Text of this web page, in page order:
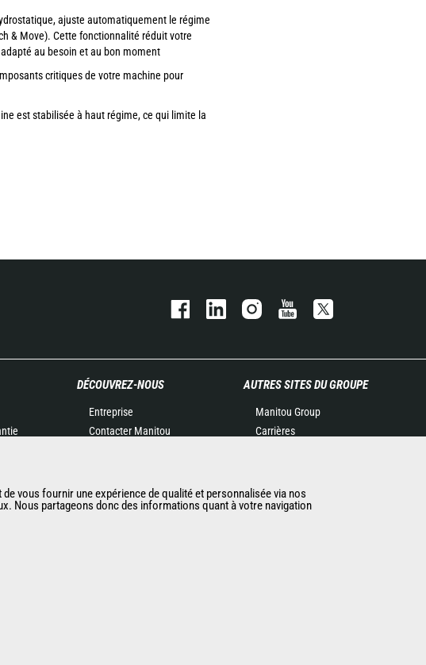
ajuste automatiquement le régime
& Move). Cette fonctionnalité réduit votre
au besoin et au bon moment
critiques de votre machine pour
est stabilisée à haut régime, ce qui limite la
DÉCOUVREZ-NOUS
Entreprise
Contacter Manitou
données
Evénements
AUTRES SITES DU GROUPE
Manitou Group
Carrières
Gehl
Manitou Group
vous fournir une expérience de qualité et personnalisée via nos
Nous partageons donc des informations quant à votre navigation